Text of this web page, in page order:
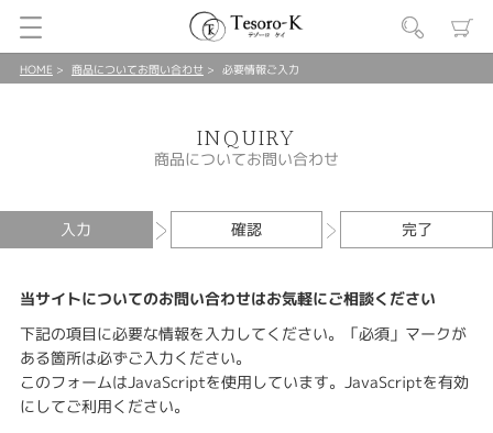
HOME 商品についてお問い合わせ 必要情報ご入力
INQUIRY
商品についてお問い合わせ
入力 確認 完了
当サイトについてのお問い合わせはお気軽にご相談ください
下記の項目に必要な情報を入力してください。「必須」マークが
ある箇所は必ずご入力ください。
このフォームはJavaScriptを使用しています。JavaScriptを有効
にしてご利用ください。